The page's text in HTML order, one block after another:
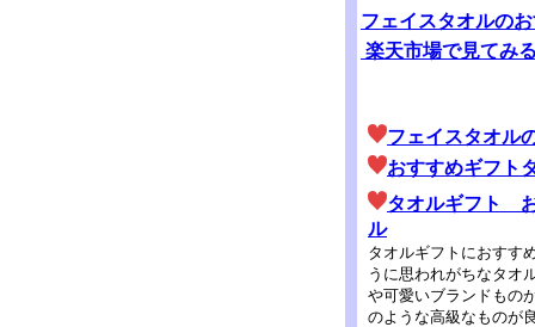
フェイスタオルの
楽天市場で見てみ
フェイスタオル
おすすめギフト
タオルギフト
ル
タオルギフトにおすす
うに思われがちなタオ
や可愛いブランドもの
のような高級なものが